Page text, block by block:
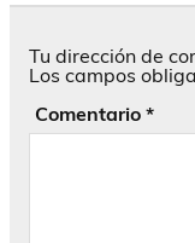
Tu dirección de
Los campos
Comentario *